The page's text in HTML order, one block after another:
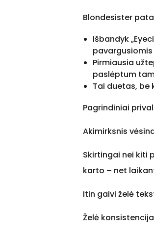
Blondesister
Išbandyk
Pirmiausia
paslėptum
Tai duetas, be
Pagrindiniai
Akimirksnis
Skirtingai nei kiti
karto – net
Itin gaivi želė
Želė